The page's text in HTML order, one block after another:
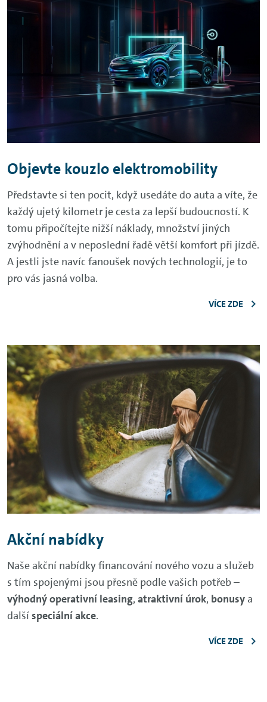
Objevte kouzlo elektromobility
Představte si ten pocit, když usedáte do auta a víte, že
každý ujetý kilometr je cesta za lepší budoucností. K
tomu připočítejte nižší náklady, množství jiných
zvýhodnění a v neposlední řadě větší komfort při jízdě.
A jestli jste navíc fanoušek nových technologií, je to
pro vás jasná volba.
VÍCE ZDE
Akční nabídky
Naše akční nabídky financování nového vozu a služeb
s tím spojenými jsou přesně podle vašich potřeb –
výhodný operativní leasing, atraktivní úrok, bonusya
dalšíspeciální akce.
VÍCE ZDE